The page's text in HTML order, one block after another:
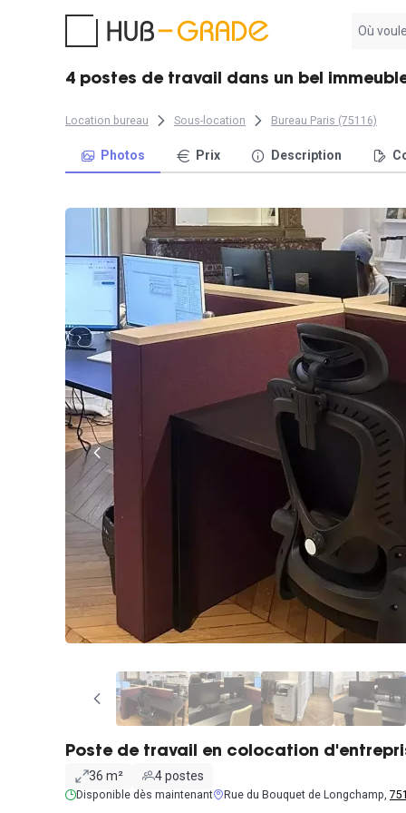
résultat
4 postes de travail dans un bel immeuble
Location bureau Sous-location Bureau Paris (75116)
Photos Prix Description
Poste de travail en colocation
36 m² 4 postes
Disponible dès maintenant Rue du Bouquet de Longchamp,